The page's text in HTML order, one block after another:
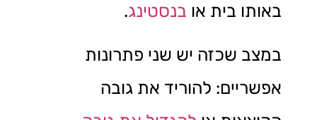
באותו בית או בנסטינג.
במצב שכזה יש שני פתרונות
אפשריים: להוריד את גובה